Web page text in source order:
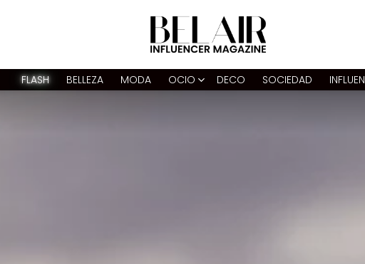
FLASH BELLEZA MODA OCIO DECO SOCIEDAD